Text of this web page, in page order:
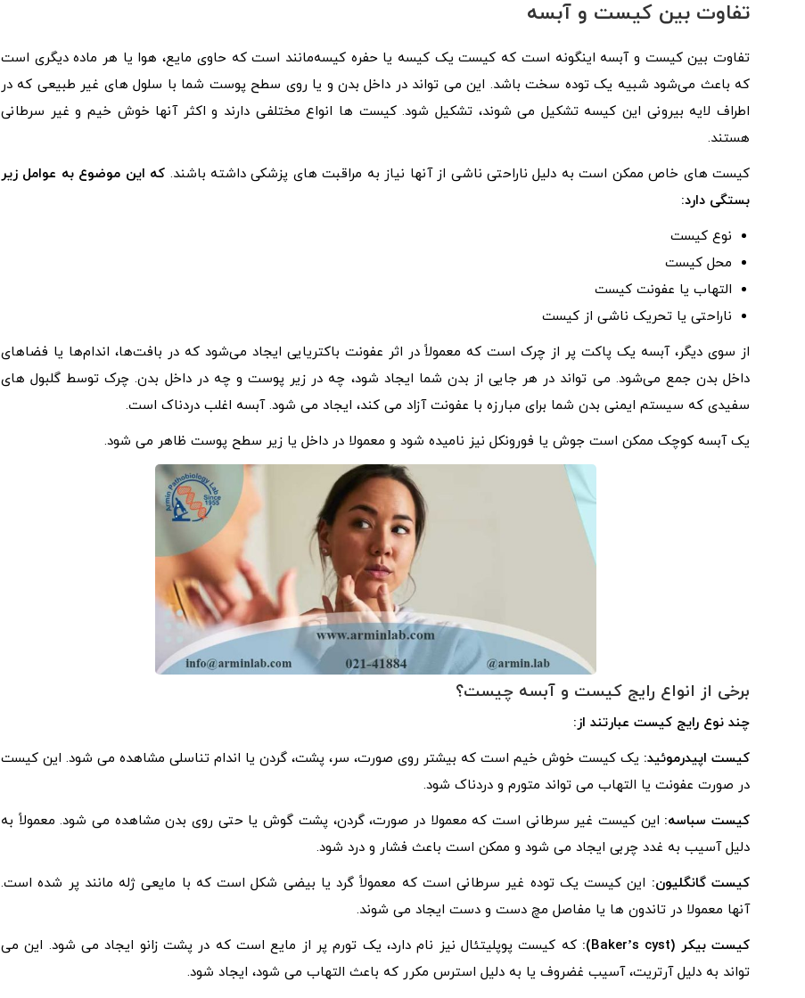
تفاوت بین کیست و آبسه
تفاوت بین کیست و آبسه اینگونه است که کیست یک کیسه یا حفره کیسه‌مانند است که حاوی مایع، هوا یا هر ماده دیگری است
که باعث می‌شود شبیه یک توده سخت باشد. این می تواند در داخل بدن و یا روی سطح پوست شما با سلول های غیر طبیعی که در
اطراف لایه بیرونی این کیسه تشکیل می شوند، تشکیل شود. کیست ها انواع مختلفی دارند و اکثر آنها خوش خیم و غیر سرطانی
هستند.
کیست های خاص ممکن است به دلیل ناراحتی ناشی از آنها نیاز به مراقبت های پزشکی داشته باشند. که این موضوع به عوامل زیر
بستگی دارد:
نوع کیست
محل کیست
التهاب یا عفونت کیست
ناراحتی یا تحریک ناشی از کیست
از سوی دیگر، آبسه یک پاکت پر از چرک است که معمولاً در اثر عفونت باکتریایی ایجاد می‌شود که در بافت‌ها، اندام‌ها یا فضاهای
داخل بدن جمع می‌شود. می تواند در هر جایی از بدن شما ایجاد شود، چه در زیر پوست و چه در داخل بدن. چرک توسط گلبول های
سفیدی که سیستم ایمنی بدن شما برای مبارزه با عفونت آزاد می کند، ایجاد می شود. آبسه اغلب دردناک است.
یک آبسه کوچک ممکن است جوش یا فورونکل نیز نامیده شود و معمولا در داخل یا زیر سطح پوست ظاهر می شود.
برخی از انواع رایج کیست و آبسه چیست؟
چند نوع رایج کیست عبارتند از:
کیست اپیدرموئید: یک کیست خوش خیم است که بیشتر روی صورت، سر، پشت، گردن یا اندام تناسلی مشاهده می شود. این کیست
در صورت عفونت یا التهاب می تواند متورم و دردناک شود.
کیست سباسه: این کیست غیر سرطانی است که معمولا در صورت، گردن، پشت گوش یا حتی روی بدن مشاهده می شود. معمولاً به
دلیل آسیب به غدد چربی ایجاد می شود و ممکن است باعث فشار و درد شود.
کیست گانگلیون: این کیست یک توده غیر سرطانی است که معمولاً گرد یا بیضی شکل است که با مایعی ژله مانند پر شده است.
آنها معمولا در تاندون ها یا مفاصل مچ دست و دست ایجاد می شوند.
کیست بیکر (Baker’s cyst):
که کیست پوپلیتئال نیز نام دارد، یک تورم پر از مایع است که در پشت زانو ایجاد می شود. این می
تواند به دلیل آرتریت، آسیب غضروف یا به دلیل استرس مکرر که باعث التهاب می شود، ایجاد شود.